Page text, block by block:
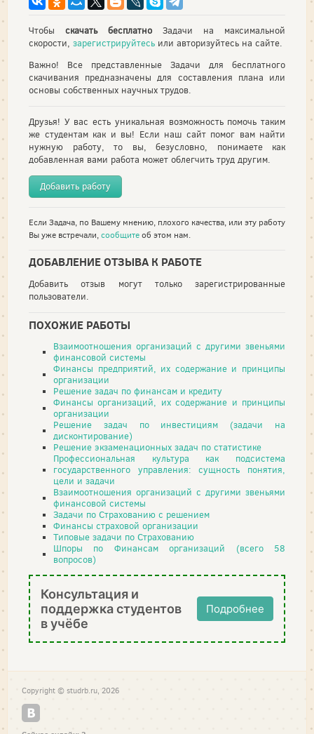
Чтобы скачать бесплатно Задачи на максимальной
скорости, зарегистрируйтесь или авторизуйтесь на сайте.
Важно! Все представленные Задачи для бесплатного
скачивания предназначены для составления плана или
основы собственных научных трудов.
Друзья! У вас есть уникальная возможность помочь таким
же студентам как и вы! Если наш сайт помог вам найти
нужную работу, то вы, безусловно, понимаете как
добавленная вами работа может облегчить труд другим.
Добавить работу
Если Задача, по Вашему мнению, плохого качества, или эту работу
Вы уже встречали,сообщитеоб этом нам.
ДОБАВЛЕНИЕ ОТЗЫВА К РАБОТЕ
Добавить отзыв могут только зарегистрированные
пользователи.
ПОХОЖИЕ РАБОТЫ
Взаимоотношения организаций с другими звеньями
финансовой системы
Финансы предприятий, их содержание и принципы
организации
Решение задач по финансам и кредиту
Финансы организаций, их содержание и принципы
организации
Решение задач по инвестициям (задачи на
дисконтирование)
Решение экзаменационных задач по статистике
Профессиональная культура как подсистема
государственного управления: сущность понятия,
цели и задачи
Взаимоотношения организаций с другими звеньями
финансовой системы
Задачи по Страхованию с решением
Финансы страховой организации
Типовые задачи по Страхованию
Шпоры по Финансам организаций (всего 58
вопросов)
Консультация и
поддержка студентов
в учёбе
Подробнее
Copyright © studrb.ru, 2026